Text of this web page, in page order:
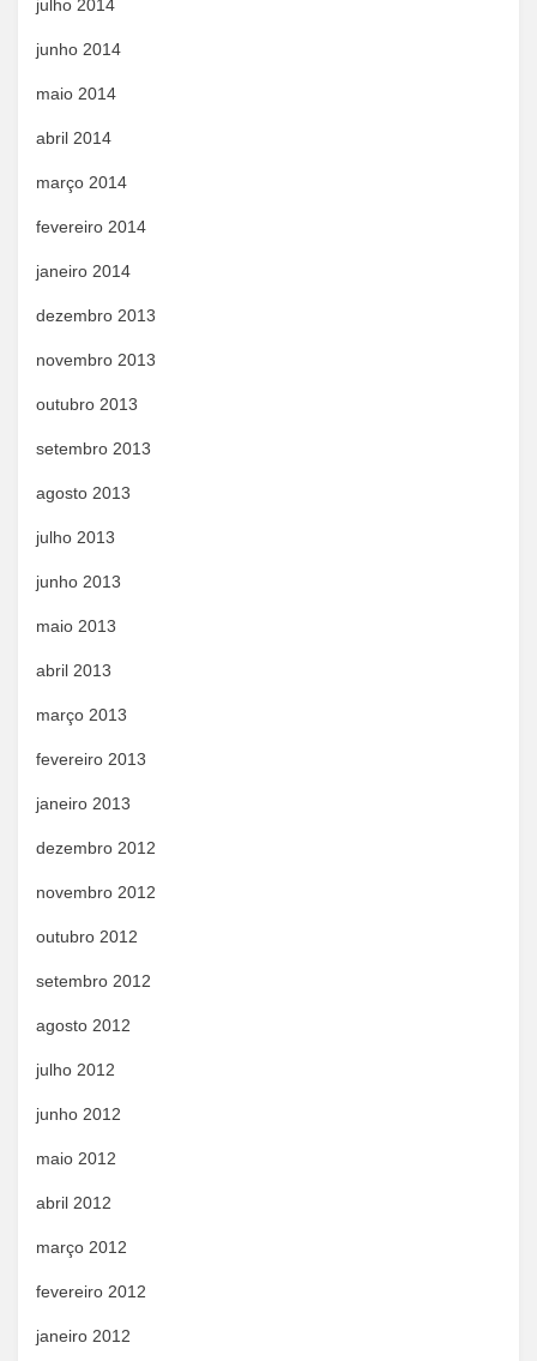
julho 2014
junho 2014
maio 2014
abril 2014
março 2014
fevereiro 2014
janeiro 2014
dezembro 2013
novembro 2013
outubro 2013
setembro 2013
agosto 2013
julho 2013
junho 2013
maio 2013
abril 2013
março 2013
fevereiro 2013
janeiro 2013
dezembro 2012
novembro 2012
outubro 2012
setembro 2012
agosto 2012
julho 2012
junho 2012
maio 2012
abril 2012
março 2012
fevereiro 2012
janeiro 2012